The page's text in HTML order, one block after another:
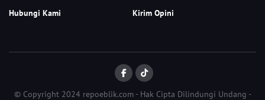
Hubungi Kami
Kirim Opini
© Copyright 2024 repoeblik.com - Hak Cipta Dilindungi Undang -